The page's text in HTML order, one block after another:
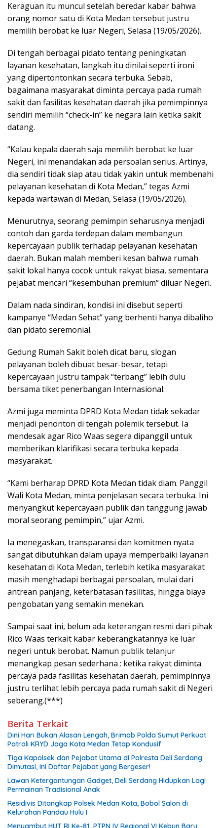
Keraguan itu muncul setelah beredar kabar bahwa
orang nomor satu di Kota Medan tersebut justru
memilih berobat ke luar Negeri, Selasa (19/05/2026).
Di tengah berbagai pidato tentang peningkatan
layanan kesehatan, langkah itu dinilai seperti ironi
yang dipertontonkan secara terbuka. Sebab,
bagaimana masyarakat diminta percaya pada rumah
sakit dan fasilitas kesehatan daerah jika pemimpinnya
sendiri memilih “check-in” ke negara lain ketika sakit
datang.
“Kalau kepala daerah saja memilih berobat ke luar
Negeri, ini menandakan ada persoalan serius. Artinya,
dia sendiri tidak siap atau tidak yakin untuk membenahi
pelayanan kesehatan di Kota Medan,” tegas Azmi
kepada wartawan di Medan, Selasa (19/05/2026).
Menurutnya, seorang pemimpin seharusnya menjadi
contoh dan garda terdepan dalam membangun
kepercayaan publik terhadap pelayanan kesehatan
daerah. Bukan malah memberi kesan bahwa rumah
sakit lokal hanya cocok untuk rakyat biasa, sementara
pejabat mencari “kesembuhan premium” diluar Negeri.
Dalam nada sindiran, kondisi ini disebut seperti
kampanye “Medan Sehat” yang berhenti hanya dibaliho
dan pidato seremonial.
Gedung Rumah Sakit boleh dicat baru, slogan
pelayanan boleh dibuat besar-besar, tetapi
kepercayaan justru tampak “terbang” lebih dulu
bersama tiket penerbangan Internasional.
Azmi juga meminta DPRD Kota Medan tidak sekadar
menjadi penonton di tengah polemik tersebut. Ia
mendesak agar Rico Waas segera dipanggil untuk
memberikan klarifikasi secara terbuka kepada
masyarakat.
“Kami berharap DPRD Kota Medan tidak diam. Panggil
Wali Kota Medan, minta penjelasan secara terbuka. Ini
menyangkut kepercayaan publik dan tanggung jawab
moral seorang pemimpin,” ujar Azmi.
Ia menegaskan, transparansi dan komitmen nyata
sangat dibutuhkan dalam upaya memperbaiki layanan
kesehatan di Kota Medan, terlebih ketika masyarakat
masih menghadapi berbagai persoalan, mulai dari
antrean panjang, keterbatasan fasilitas, hingga biaya
pengobatan yang semakin menekan.
Sampai saat ini, belum ada keterangan resmi dari pihak
Rico Waas terkait kabar keberangkatannya ke luar
negeri untuk berobat. Namun publik telanjur
menangkap pesan sederhana : ketika rakyat diminta
percaya pada fasilitas kesehatan daerah, pemimpinnya
justru terlihat lebih percaya pada rumah sakit di Negeri
seberang.(***)
Berita Terkait
Dini Hari Bukan Alasan Lengah, Brimob Polda Sumut Perkuat
Patroli KRYD Jaga Kota Medan Tetap Kondusif
Tiga Kapolsek dan Pejabat Utama di Polresta Deli Serdang
Dimutasi, Ini Daftar Pejabat yang Bergeser!
Lawan Ketergantungan Gadget, Deli Serdang Hidupkan Lagi
Permainan Tradisional Anak
Residivis Ditangkap Polsek Medan Kota, Bobol Salon di
Kelurahan Pandau Hulu I
Menyambut HUT RI Ke-81 PTPN IV Regional VI Kebun Baru,